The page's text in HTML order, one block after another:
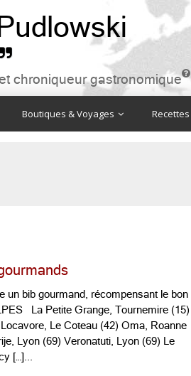
chroniqueur gastronomique

Boutiques & Voyages Recettes
bib gourmand, récompensant le bon
La Petite Grange, Tournemire (15)
Locavore, Le Coteau (42) Oma, Roanne
Lyon (69) Veronatuti, Lyon (69) Le
[…]...